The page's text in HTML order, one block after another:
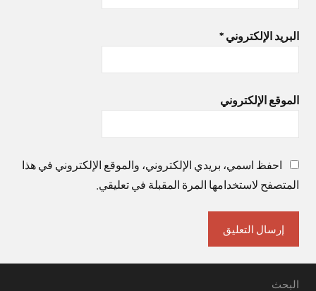
البريد الإلكتروني *
الموقع الإلكتروني
احفظ اسمي، بريدي الإلكتروني، والموقع الإلكتروني في هذا
المتصفح لاستخدامها المرة المقبلة في تعليقي.
البحث